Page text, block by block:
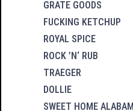
GRATE GOODS
FUCKING KETCHUP
ROYAL SPICE
ROCK ’N‘ RUB
TRAEGER
DOLLIE
SWEET HOME